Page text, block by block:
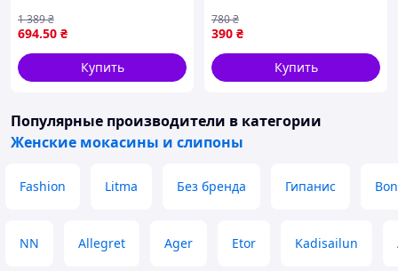
амортизацией и
шнуровкой
694.50 ₴
1 389₴
Купить
зручне легке взуття на ПВХ
підошві
390 ₴
780₴
Купить
Популярные производители в категории
Женские мокасины и слипоны
Fashion Litma Без бренда Гипанис
NN Allegret Ager Etor Kadisailun